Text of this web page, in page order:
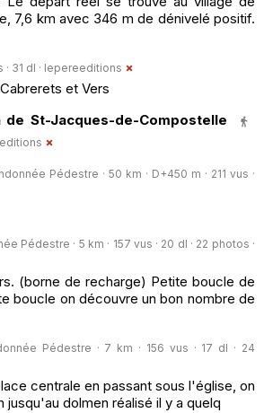
7,6 km avec 346 m de dénivelé positif.
31 dl · lepereeditions
et Vers
St-Jacques-de-Compostelle
Pédestre · 50 km · D+450 m · 211 vus ·
Pédestre · 5 km · 157 vus · 20 dl · 22 photos ·
(borne de recharge) Petite boucle de
boucle on découvre un bon nombre de
Pédestre · 7 km · 156 vus · 17 dl · 24
centrale en passant sous l'église, on
dolmen réalisé il y a quelq